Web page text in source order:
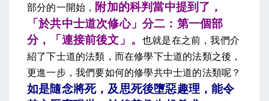
部分的一開始， 附加的科判當中提到了，
「於共中士道次修心」分二：第一個部
分，「連接前後文」。
也就是在之前，我們介
紹了下士道的法類，而在修學下士道的法類之後，
更進一步，我們要如何的修學共中士道的法類呢？
如是隨念將死，及思死後墮惡趣理，能令